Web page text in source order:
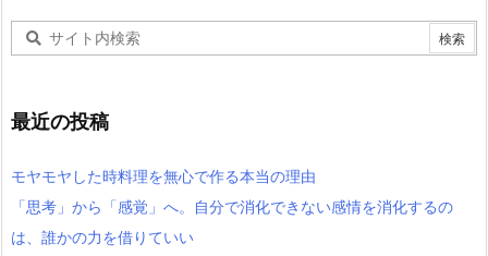
最近の投稿
モヤモヤした時料理を無心で作る本当の理由
「思考」から「感覚」へ。自分で消化できない感情を消化するの
は、誰かの力を借りていい